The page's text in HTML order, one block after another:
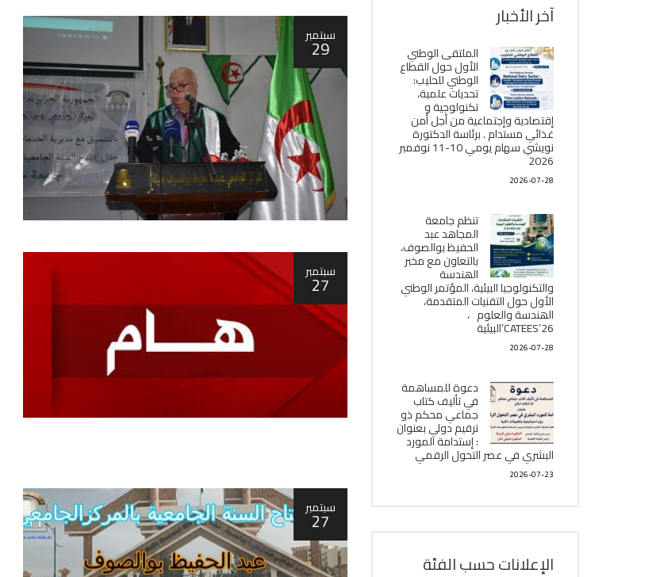
سبتمبر
29
سبتمبر
27
سبتمبر
27
آخر الأخبار
الملتقى الوطني
الأول حول القطاع
الوطني للحليب:
تحديات علمية،
تكنولوجية و
إقتصادية وإجتماعية من أجل أمن
غذائي مستدام . برئاسة الدكتورة
نويشي سهام يومي 10-11 نوفمبر
2026
2026-07-28
تنظم جامعة
المجاهد عبد
الحفيظ بوالصوف،
بالتعاون مع مخبر
الھندسة
والتكنولوجيا البیئیة، المؤتمر الوطني
الأول حول التقنيات المتقدمة،
الھندسة والعلوم ،
CATEES’26’البیئية
2026-07-28
دعوة للمساهمة
في تأليف كتاب
جماعي محكم ذو
ترقيم دولي بعنوان
: إستدامة المورد
البشري في عصر التحول الرقمي
2026-07-23
الإعلانات حسب الفئة